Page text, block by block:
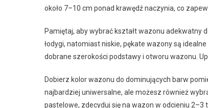
około 7–10 cm ponad krawędź naczynia, co
Pamiętaj, aby wybrać kształt wazonu adekwatny
łodygi, natomiast niskie, pękate wazony są
dobrane szerokości podstawy i otworu wazonu.
Dobierz kolor wazonu do dominujących barw
najbardziej uniwersalne, ale możesz również
pastelowe, zdecyduj się na wazon w odcieniu